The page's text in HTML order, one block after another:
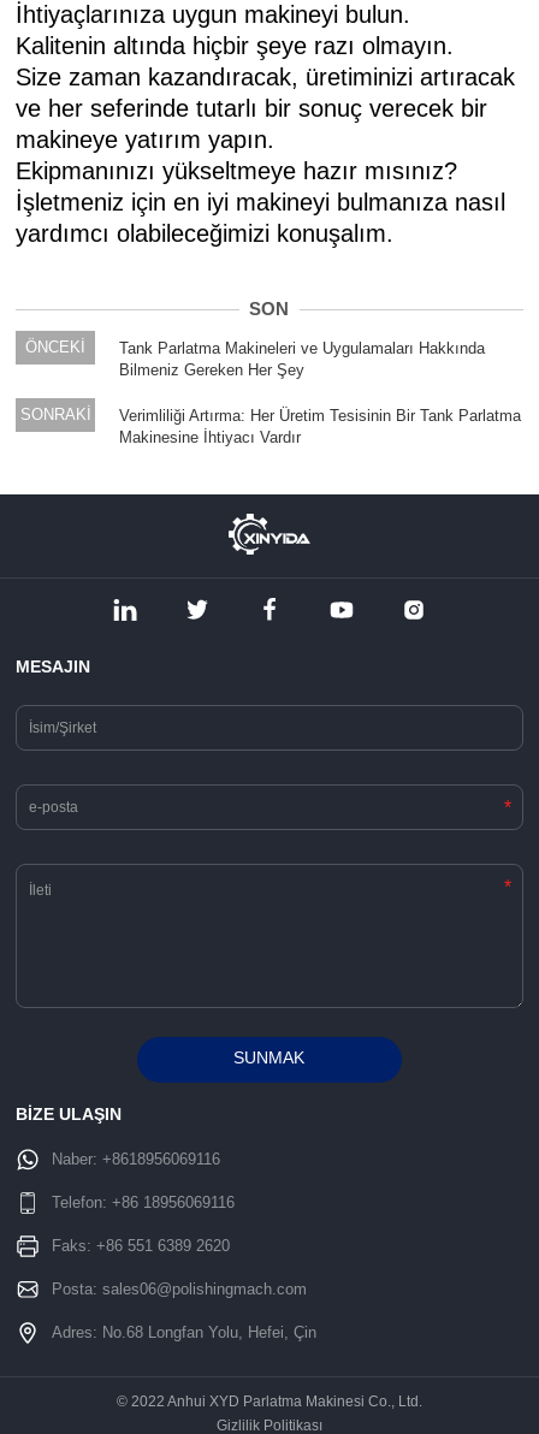
İhtiyaçlarınıza uygun makineyi bulun.
Kalitenin altında hiçbir şeye razı olmayın.
Size zaman kazandıracak, üretiminizi artıracak
ve her seferinde tutarlı bir sonuç verecek bir
makineye yatırım yapın.
Ekipmanınızı yükseltmeye hazır mısınız?
İşletmeniz için en iyi makineyi bulmanıza nasıl
yardımcı olabileceğimizi konuşalım.
SON
ÖNCEKİ
Tank Parlatma Makineleri ve Uygulamaları Hakkında
Bilmeniz Gereken Her Şey
SONRAKİ
Verimliliği Artırma: Her Üretim Tesisinin Bir Tank Parlatma
Makinesine İhtiyacı Vardır
MESAJIN
*
*
SUNMAK
BİZE ULAŞIN
Naber:+8618956069116
Telefon:+86 18956069116
Faks: +86 551 6389 2620
Posta:sales06@polishingmach.com
Adres: No.68 Longfan Yolu, Hefei, Çin
© 2022 Anhui XYD Parlatma Makinesi Co., Ltd.
Gizlilik Politikası